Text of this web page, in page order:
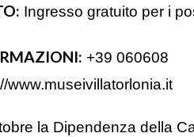
Ingresso gratuito per i
+39 060608
www.museivillatorlonia.it
la Dipendenza della